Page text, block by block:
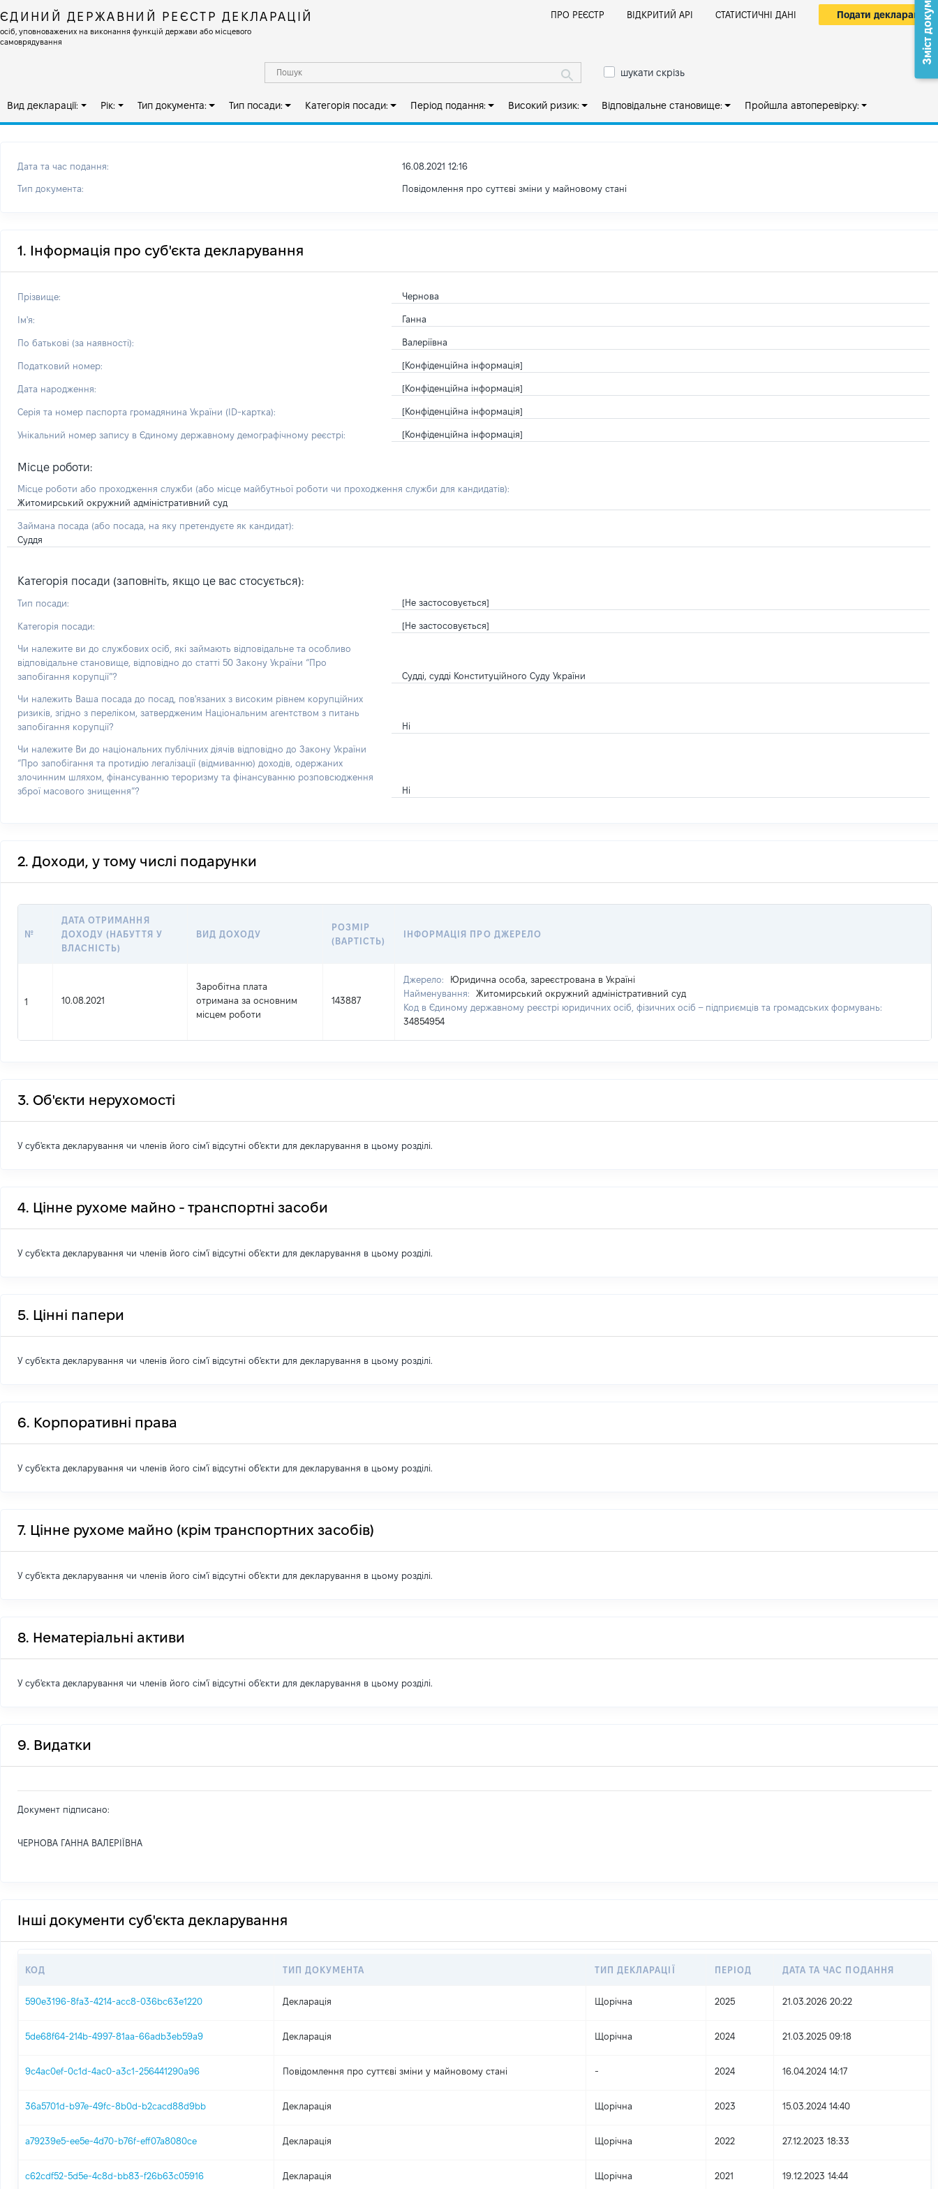
ЄДИНИЙ ДЕРЖАВНИЙ РЕЄСТР ДЕКЛАРАЦІЙ
осіб, уповноважених на виконання функцій держави або місцевого
самоврядування
ПРО РЕЄСТР ВІДКРИТИЙ АРІ СТАТИСТИЧНІ ДАНІ Подати декларацію
шукати скрізь
Вид декларації: Рік: Тип документа: Тип посади: Категорія посади: Період подання: Високий ризик: Відповідальне становище: Пройшла автоперевірку:
Дата та час подання: 16.08.2021 12:16
Тип документа: Повідомлення про суттєві зміни y майновому стані
1. Інформація про суб'єкта декларування
Прізвище: Чернова
Ім'я: Ганна
По батькові (за наявності): Валеріївна
Податковий номер: [Конфіденційна інформація]
Дата народження: [Конфіденційна інформація]
Серія та номер паспорта громадянина України (ID-картка): [Конфіденційна інформація]
Унікальний номер запису в Єдиному державному демографічному реєстрі: [Конфіденційна інформація]
Місце роботи:
Місце роботи або проходження служби (або місце майбутньої роботи чи проходження служби для кандидатів):
Житомирський окружний адміністративний суд
Займана посада (або посада, на яку претендуєте як кандидат):
Суддя
Категорія посади (заповніть, якщо це вас стосується):
Тип посади: [Не застосовується]
Категорія посади: [Не застосовується]
Чи належите ви до службових осіб, які займають відповідальне та особливо
відповідальне становище, відповідно до статті 50 Закону України “Про
запобігання корупції”?
Судді, судді Конституційного Суду України
Чи належить Ваша посада до посад, пов'язаних з високим рівнем корупційних
ризиків, згідно з переліком, затвердженим Національним агентством з питань
запобігання корупції?
Ні
Чи належите Ви до національних публічних діячів відповідно до Закону України
“Про запобігання та протидію легалізації (відмиванню) доходів, одержаних
злочинним шляхом, фінансуванню тероризму та фінансуванню розповсюдження
зброї масового знищення”?
Ні
2. Доходи, у тому числі подарунки
№
ДАТА ОТРИМАННЯ
ДОХОДУ (НАБУТТЯ У
ВЛАСНІСТЬ)
ВИД ДОХОДУ
РОЗМІР
(ВАРТІСТЬ)
ІНФОРМАЦІЯ ПРО ДЖЕРЕЛО
1 10.08.2021
Заробітна плата
отримана за основним
місцем роботи
143887
Джерело:
Юридична особа, зареєстрована в Україні
Найменування:
Житомирський окружний адміністративний суд
Код в Єдиному державному реєстрі юридичних осіб, фізичних осіб – підприємців та громадських формувань:
34854954
3. Об'єкти нерухомості
У суб'єкта декларування чи членів його сім'ї відсутні об'єкти для декларування в цьому розділі.
4. Цінне рухоме майно - транспортні засоби
У суб'єкта декларування чи членів його сім'ї відсутні об'єкти для декларування в цьому розділі.
5. Цінні папери
У суб'єкта декларування чи членів його сім'ї відсутні об'єкти для декларування в цьому розділі.
6. Корпоративні права
У суб'єкта декларування чи членів його сім'ї відсутні об'єкти для декларування в цьому розділі.
7. Цінне рухоме майно (крім транспортних засобів)
У суб'єкта декларування чи членів його сім'ї відсутні об'єкти для декларування в цьому розділі.
8. Нематеріальні активи
У суб'єкта декларування чи членів його сім'ї відсутні об'єкти для декларування в цьому розділі.
9. Видатки
Документ підписано:
ЧЕРНОВА ГАННА ВАЛЕРІЇВНА
Зміст документа
Інші документи суб'єкта декларування
КОД ТИП ДОКУМЕНТА ТИП ДЕКЛАРАЦІЇ ПЕРІОД ДАТА ТА ЧАС ПОДАННЯ
590e3196-8fa3-4214-acc8-036bc63e1220 Декларація Щорічна 2025 21.03.2026 20:22
5de68f64-214b-4997-81aa-66adb3eb59a9 Декларація Щорічна 2024 21.03.2025 09:18
9c4ac0ef-0c1d-4ac0-a3c1-256441290a96 Повідомлення про суттєві зміни y майновому стані - 2024 16.04.2024 14:17
36a5701d-b97e-49fc-8b0d-b2cacd88d9bb Декларація Щорічна 2023 15.03.2024 14:40
a79239e5-ee5e-4d70-b76f-eff07a8080ce Декларація Щорічна 2022 27.12.2023 18:33
c62cdf52-5d5e-4c8d-bb83-f26b63c05916 Декларація Щорічна 2021 19.12.2023 14:44